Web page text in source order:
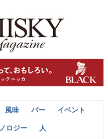
風味 バー イベント
ロジー 人